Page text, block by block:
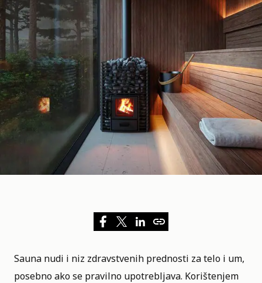
Sauna nudi i niz zdravstvenih prednosti za telo i um,
posebno ako se pravilno upotrebljava. Korištenjem